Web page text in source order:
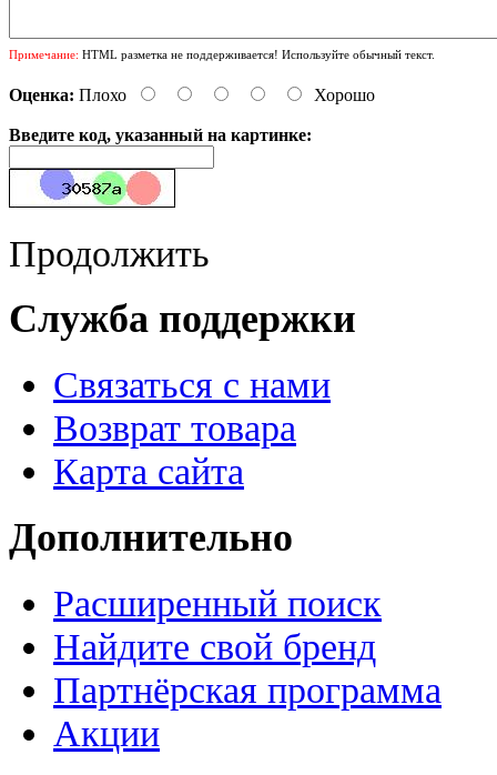
Примечание: HTML разметка не поддерживается! Используйте обычный текст.
Оценка: Плохо Хорошо
Введите код, указанный на картинке:
Продолжить
Служба поддержки
Связаться с нами
Возврат товара
Карта сайта
Дополнительно
Расширенный поиск
Найдите свой бренд
Партнёрская программа
Акции